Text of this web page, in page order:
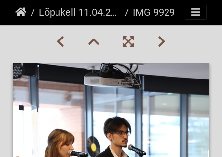
Lõpukell 11.04.2025 IMG 9929